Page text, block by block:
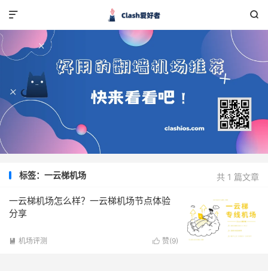


共 1 篇文章
标签：一云梯机场
一云梯机场怎么样？一云梯机场节点体验
分享
 赞(9)
 机场评测